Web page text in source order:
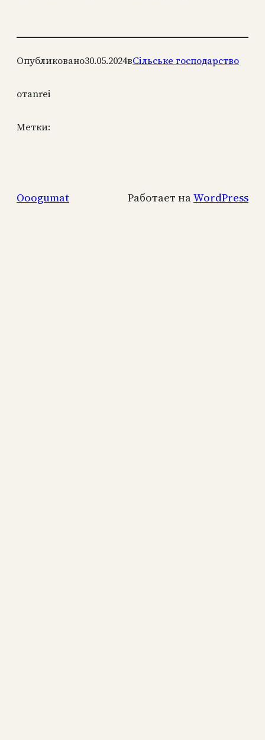
Опубликовано30.05.2024вСільське господарство
отanrei
Метки:
Ooogumat Работает наWordPress